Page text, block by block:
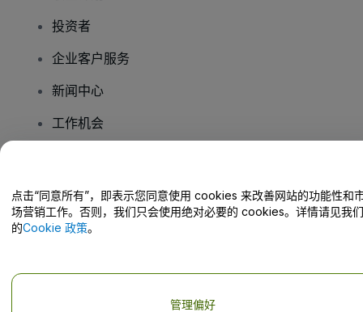
投资者
企业客户服务
新闻中心
工作机会
帮助中心 / 联系我们
点击“同意所有”，即表示您同意使用 cookies 来改善网站的功能性和
场营销工作。否则，我们只会使用绝对必要的 cookies。详情请见我们
的Cookie 政策。
管理偏好